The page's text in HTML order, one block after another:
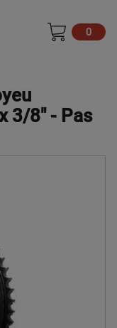
0
3/8" - Pas